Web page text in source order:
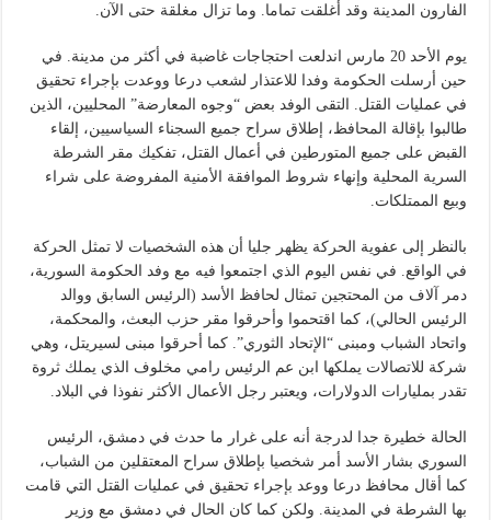
الفارون المدينة وقد أغلقت تماما. وما تزال مغلقة حتى الآن.
يوم الأحد 20 مارس اندلعت احتجاجات غاضبة في أكثر من مدينة. في
حين أرسلت الحكومة وفدا للاعتذار لشعب درعا ووعدت بإجراء تحقيق
في عمليات القتل. التقى الوفد بعض “وجوه المعارضة” المحليين، الذين
طالبوا بإقالة المحافظ، إطلاق سراح جميع السجناء السياسيين، إلقاء
القبض على جميع المتورطين في أعمال القتل، تفكيك مقر الشرطة
السرية المحلية وإنهاء شروط الموافقة الأمنية المفروضة على شراء
وبيع الممتلكات.
بالنظر إلى عفوية الحركة يظهر جليا أن هذه الشخصيات لا تمثل الحركة
في الواقع. في نفس اليوم الذي اجتمعوا فيه مع وفد الحكومة السورية،
دمر آلاف من المحتجين تمثال لحافظ الأسد (الرئيس السابق ووالد
الرئيس الحالي)، كما اقتحموا وأحرقوا مقر حزب البعث، والمحكمة،
واتحاد الشباب ومبنى “الإتحاد الثوري”. كما أحرقوا مبنى لسيريتل، وهي
شركة للاتصالات يملكها ابن عم الرئيس رامي مخلوف الذي يملك ثروة
تقدر بمليارات الدولارات، ويعتبر رجل الأعمال الأكثر نفوذا في البلاد.
الحالة خطيرة جدا لدرجة أنه على غرار ما حدث في دمشق، الرئيس
السوري بشار الأسد أمر شخصيا بإطلاق سراح المعتقلين من الشباب،
كما أقال محافظ درعا ووعد بإجراء تحقيق في عمليات القتل التي قامت
بها الشرطة في المدينة. ولكن كما كان الحال في دمشق مع وزير